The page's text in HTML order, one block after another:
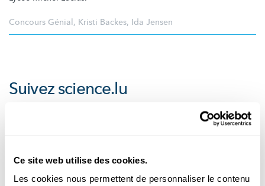
Ce site web utilise des cookies.
Les cookies nous permettent de personnaliser le contenu
Concours Génial, Kristi Backes, Ida Jensen
Suivezscience.lu
Pour les voir, veuillez changer vos
préférences.